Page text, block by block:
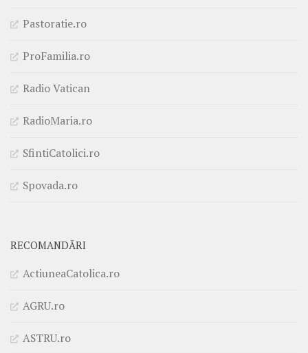
Pastoratie.ro
ProFamilia.ro
Radio Vatican
RadioMaria.ro
SfintiCatolici.ro
Spovada.ro
RECOMANDĂRI
ActiuneaCatolica.ro
AGRU.ro
ASTRU.ro